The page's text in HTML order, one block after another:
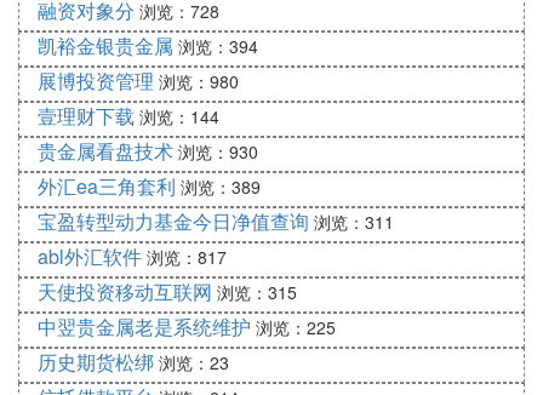
期货交易策略(高清 克罗).pdf
机械交易系统.pdf
构建低频交易的公理体系.pdf
构建低频交易的公理体系v2.pdf
每日交易心理训练(The Daily Trading Coach)09'.pdf
海龟交易法则.pdf
融资对象分 浏览：728
凯裕金银贵金属 浏览：394
展博投资管理 浏览：980
壹理财下载 浏览：144
贵金属看盘技术 浏览：930
外汇ea三角套利 浏览：389
宝盈转型动力基金今日净值查询 浏览：311
abl外汇软件 浏览：817
天使投资移动互联网 浏览：315
中翌贵金属老是系统维护 浏览：225
历史期货松绑 浏览：23